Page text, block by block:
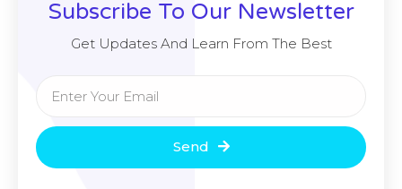
Subscribe To Our Newsletter
Get Updates And Learn From The Best
Send